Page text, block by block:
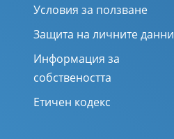
Условия за ползване
Защита на личните данни
Информация за
собствеността
Етичен кодекс